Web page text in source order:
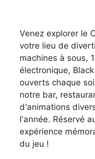
Venez explorer le
votre lieu de
machines à sous,
électronique,
ouverts chaque
notre bar,
d'animations
l'année. Réservé
expérience
du jeu !